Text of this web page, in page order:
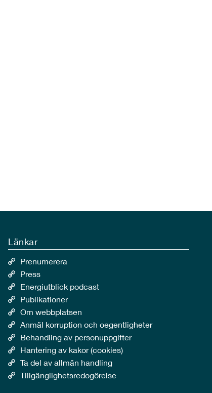
Länkar
Prenumerera
Press
Energiutblick podcast
Publikationer
Om webbplatsen
Anmäl korruption och oegentligheter
Behandling av personuppgifter
Hantering av kakor (cookies)
Ta del av allmän handling
Tillgänglighetsredogörelse